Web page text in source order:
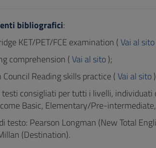
bibliografici:
KET/PET/FCE examination (Vai al sito
comprehension (Vai al sito);
Reading skills practice (Vai al sito
consigliati per tutti i livelli,
Basic, Elementary/Pre-
testo: Pearson Longman (New Total
(Destination).